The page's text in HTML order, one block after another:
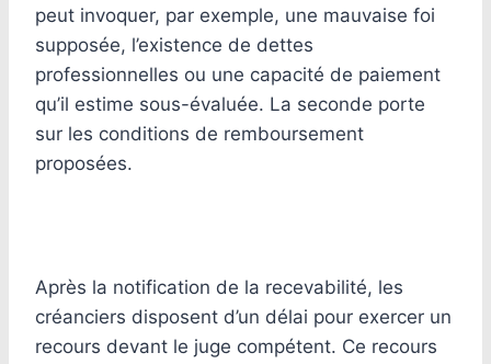
peut invoquer, par exemple, une mauvaise foi
supposée, l’existence de dettes
professionnelles ou une capacité de paiement
qu’il estime sous-évaluée. La seconde porte
sur les conditions de remboursement
proposées.
Après la notification de la recevabilité, les
créanciers disposent d’un délai pour exercer un
recours devant le juge compétent. Ce recours